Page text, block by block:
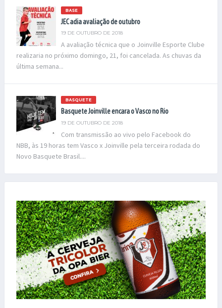
BASE
JEC adia avaliação de outubro
19 DE OUTUBRO DE 2018
A avaliação técnica que o Joinville Esporte Clube
realizaria no próximo domingo, 21, foi cancelada. As chuvas da
última semana...
BASQUETE
Basquete Joinville encara o Vasco no Rio
19 DE OUTUBRO DE 2018
Com transmissão ao vivo pelo Facebook do
NBB, às 19 horas tem Vasco x Joinville pela terceira rodada do
Novo Basquete Brasil....